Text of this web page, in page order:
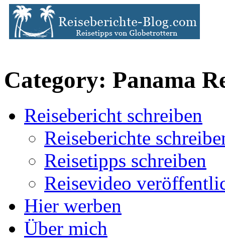
Category: Panama
Reisebericht schreiben
Reiseberichte
Reisetipps schreiben
Reisevideo
Hier werben
Über mich